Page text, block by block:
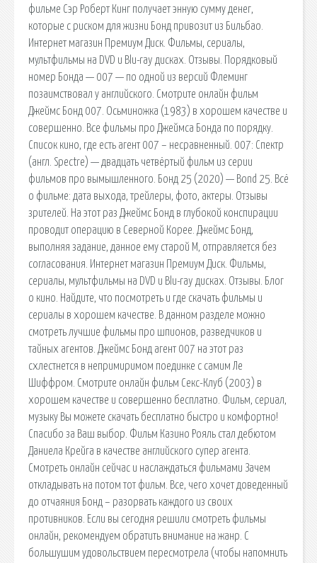
фильме Сэр Роберт Кинг получает энную сумму денег,
которые с риском для жизни Бонд привозит из Бильбао.
Интернет магазин Премиум Диск. Фильмы, сериалы,
мультфильмы на DVD и Blu-ray дисках. Отзывы. Порядковый
номер Бонда — 007 — по одной из версий Флеминг
позаимствовал у английского. Смотрите онлайн фильм
Джеймс Бонд 007. Осьминожка (1983) в хорошем качестве и
совершенно. Все фильмы про Джеймса Бонда по порядку.
Список кино, где есть агент 007 – несравненный. 007: Спектр
(англ. Spectre) — двадцать четвёртый фильм из серии
фильмов про вымышленного. Бонд 25 (2020) — Bond 25. Всё
о фильме: дата выхода, трейлеры, фото, актеры. Отзывы
зрителей. На этот раз Джеймс Бонд в глубокой конспирации
проводит операцию в Северной Корее. Джеймс Бонд,
выполняя задание, данное ему старой М, отправляется без
согласования. Интернет магазин Премиум Диск. Фильмы,
сериалы, мультфильмы на DVD и Blu-ray дисках. Отзывы. Блог
о кино. Найдите, что посмотреть и где скачать фильмы и
сериалы в хорошем качестве. В данном разделе можно
смотреть лучшие фильмы про шпионов, разведчиков и
тайных агентов. Джеймс Бонд агент 007 на этот раз
схлестнется в непримиримом поединке с самим Ле
Шиффром. Смотрите онлайн фильм Секс-Клуб (2003) в
хорошем качестве и совершенно бесплатно. Фильм, сериал,
музыку Вы можете скачать бесплатно быстро и комфортно!
Спасибо за Ваш выбор. Фильм Казино Рояль стал дебютом
Даниела Крейга в качестве английского супер агента.
Смотреть онлайн сейчас и наслаждаться фильмами Зачем
откладывать на потом тот фильм. Все, чего хочет доведенный
до отчаяния Бонд – разорвать каждого из своих
противников. Если вы сегодня решили смотреть фильмы
онлайн, рекомендуем обратить внимание на жанр. С
большушим удовольствием пересмотрела (чтобы напомнить